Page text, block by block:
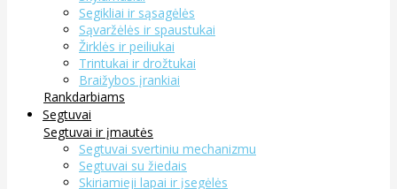
Segikliai ir sąsagėlės
Sąvaržėlės ir spaustukai
Žirklės ir peiliukai
Trintukai ir drožtukai
Braižybos įrankiai
Rankdarbiams
Segtuvai
Segtuvai ir įmautės
Segtuvai svertiniu mechanizmu
Segtuvai su žiedais
Skiriamieji lapai ir įsegėlės